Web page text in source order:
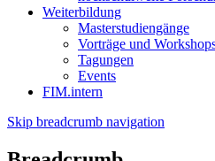
Weiterbildung
Masterstudiengänge
Vorträge und
Tagungen
Events
FIM.intern
Skip breadcrumb navigation